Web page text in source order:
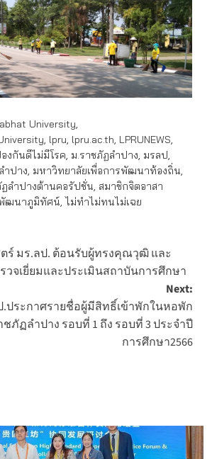
University,
, lpru, lpru.ac.th, LPRUNEWS,
งกันดีไม่มีโรค, ม.ราชภัฏลำปาง, มรลป,
ำปาง, มหาวิทยาลัยเพื่อการพัฒนาท้องถิ่น,
ฏลำปางต้านคอรัปชั่น, สมาชิกจิตอาสา
ฒนาภูมิทัศน์, ไม่ทำไม่ทนไม่เฉย
ร์ มร.ลป. ต้อนรับผู้ทรงคุณวุฒิ และ
จเยี่ยมและประเมินสถาบันการศึกษา
Next:
.ประกาศรายชื่อผู้มีสิทธิ์เข้าพักในหอพัก
ภัฏลำปาง รอบที่ 1 ถึง รอบที่ 3 ประจำปี
การศึกษา2566